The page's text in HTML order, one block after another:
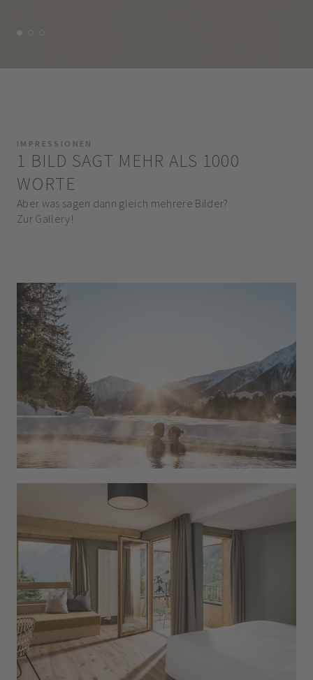
IMPRESSIONEN
1 BILD SAGT MEHR ALS 1000
WORTE
Aber was sagen dann gleich mehrere Bilder?
Zur Gallery!